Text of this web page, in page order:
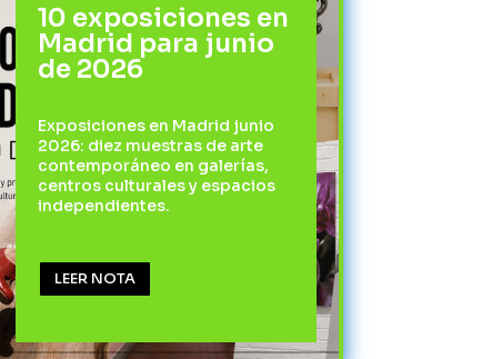
10 exposiciones en
Madrid para junio
de 2026
Exposiciones en Madrid junio
2026: diez muestras de arte
contemporáneo en galerías,
centros culturales y espacios
independientes.
LEER NOTA